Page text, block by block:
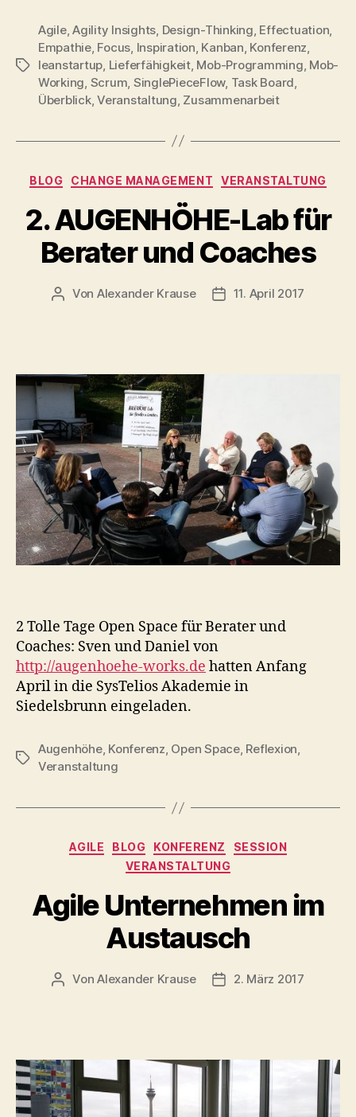
Schlagwörter
Agile,Agility Insights, Design-Thinking, Effectuation,
Empathie, Focus, Inspiration, Kanban, Konferenz,
leanstartup, Lieferfähigkeit, Mob-Programming, Mob-
Working, Scrum, SinglePieceFlow, Task Board,
Überblick,Veranstaltung, Zusammenarbeit
Kategorien
BLOG CHANGE MANAGEMENT VERANSTALTUNG
2. AUGENHÖHE-Lab für
Berater und Coaches
Beitragsautor
Von Alexander Krause Beitragsdatum
11. April 2017
2 Tolle Tage Open Space für Berater und
Coaches: Sven und Daniel von
http://augenhoehe-works.de hatten Anfang
April in die SysTelios Akademie in
Siedelsbrunn eingeladen.
Schlagwörter
Augenhöhe, Konferenz, Open Space, Reflexion,
Veranstaltung
Kategorien
AGILE BLOG KONFERENZ
SESSION
VERANSTALTUNG
Agile Unternehmen im
Austausch
Beitragsautor
VonAlexander Krause Beitragsdatum
2. März 2017